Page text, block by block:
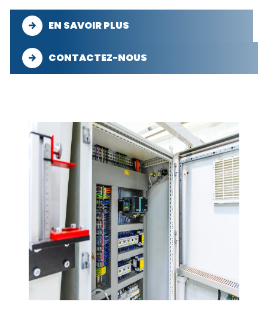
EN SAVOIR PLUS
CONTACTEZ-NOUS